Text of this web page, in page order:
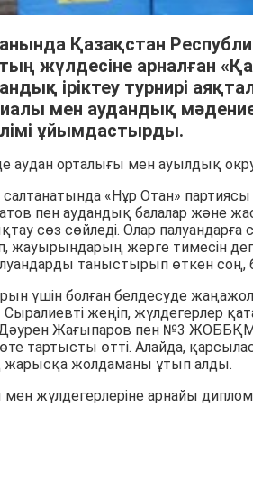
Қазақстан
жүлдесіне арналған
іріктеу турнирі
мен аудандық
ұйымдастырды.
аудан орталығы мен ауылдық
«Нұр Отан» партиясы
пен аудандық балалар және
сөз сөйледі. Олар палуандарға
жауырындарың жерге тимесін
таныстырып өткен соң,
үшін болған белдесуде
жеңіп, жүлдегерлер
Жағыпаров пен №3 ЖОББҚМ-
тартысты өтті. Алайда,
жарысқа жолдаманы ұтып алды.
жүлдегерлеріне арнайы